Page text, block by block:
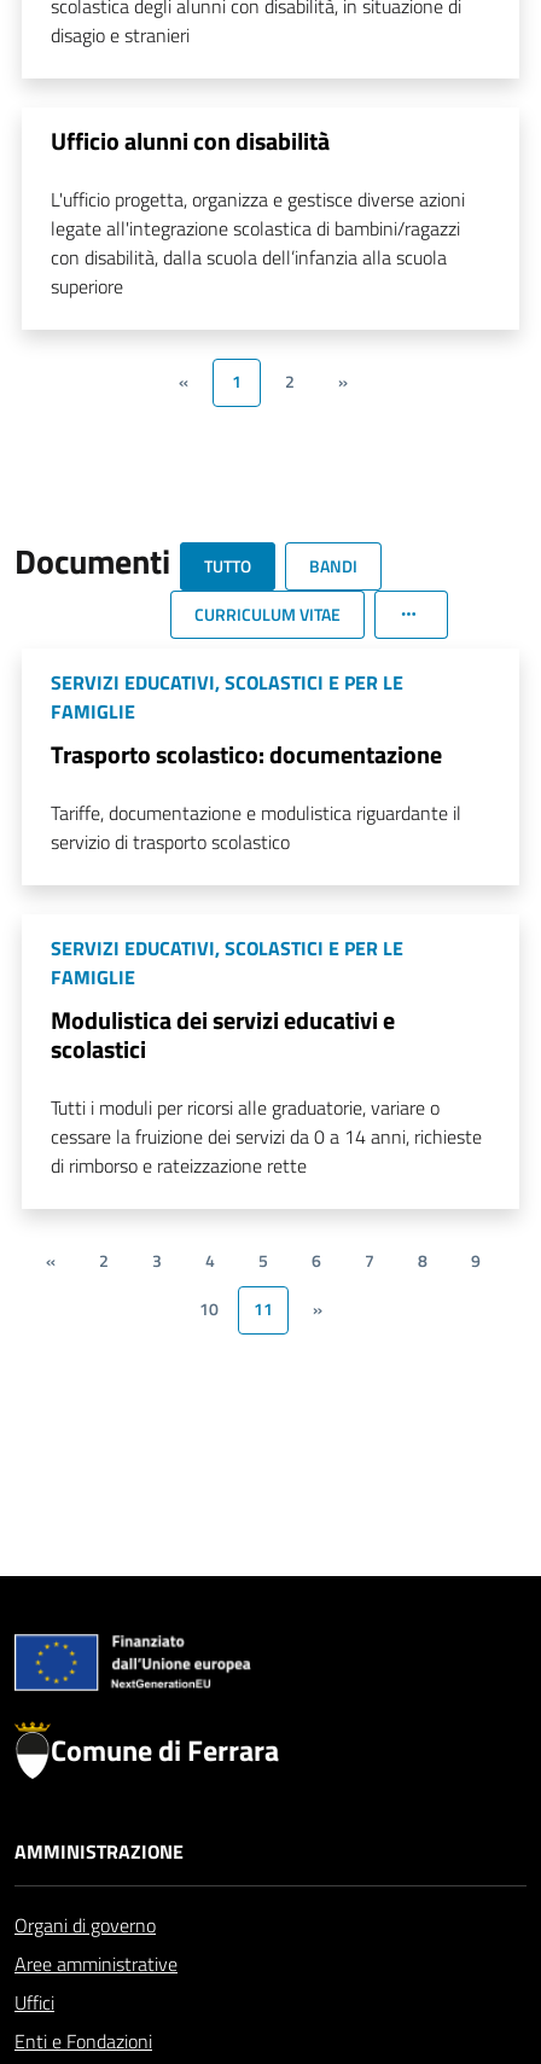
disagio e stranieri
Ufficio alunni con disabilità
L'ufficio progetta, organizza e gestisce diverse azioni
legate all'integrazione scolastica di bambini/ragazzi
con disabilità, dalla scuola dell’infanzia alla scuola
superiore
« 1 2 »
Documenti TUTTO
BANDI
CURRICULUM VITAE
SERVIZI EDUCATIVI, SCOLASTICI E PER LE
FAMIGLIE
Trasporto scolastico: documentazione
Tariffe, documentazione e modulistica riguardante il
servizio di trasporto scolastico
SERVIZI EDUCATIVI, SCOLASTICI E PER LE
FAMIGLIE
Modulistica dei servizi educativi e
scolastici
Tutti i moduli per ricorsi alle graduatorie, variare o
cessare la fruizione dei servizi da 0 a 14 anni, richieste
di rimborso e rateizzazione rette
« 2 3 4 5 6 7 8
9
10
11 »
Comune di Ferrara
AMMINISTRAZIONE
Organi di governo
Aree amministrative
Uffici
Enti e Fondazioni